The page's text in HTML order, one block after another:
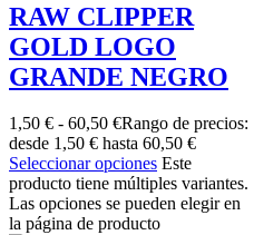
RAW CLIPPER
GOLD LOGO
GRANDE NEGRO
1,50 € - 60,50 €Rango de precios:
desde 1,50 € hasta 60,50 €
Seleccionar opciones Este
producto tiene múltiples variantes.
Las opciones se pueden elegir en
la página de producto